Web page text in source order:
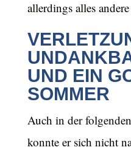
allerdings alles
UND EIN
SOMMER
Auch in der
konnte er sich nicht